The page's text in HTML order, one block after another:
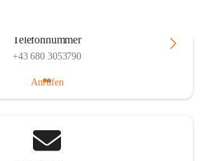
Telefonnummer
+43 680 3053790
Anrufen